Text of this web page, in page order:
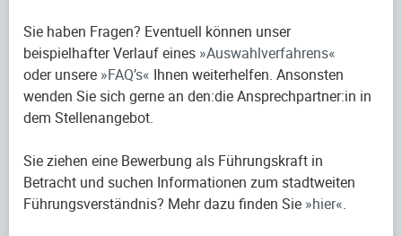
Sie haben Fragen? Eventuell können unser
beispielhafter Verlauf eines Auswahlverfahrens
oder unsere FAQ’s Ihnen weiterhelfen. Ansonsten
wenden Sie sich gerne an den:die Ansprechpartner:in in
dem Stellenangebot.
Sie ziehen eine Bewerbung als Führungskraft in
Betracht und suchen Informationen zum stadtweiten
Führungsverständnis? Mehr dazu finden Sie hier .